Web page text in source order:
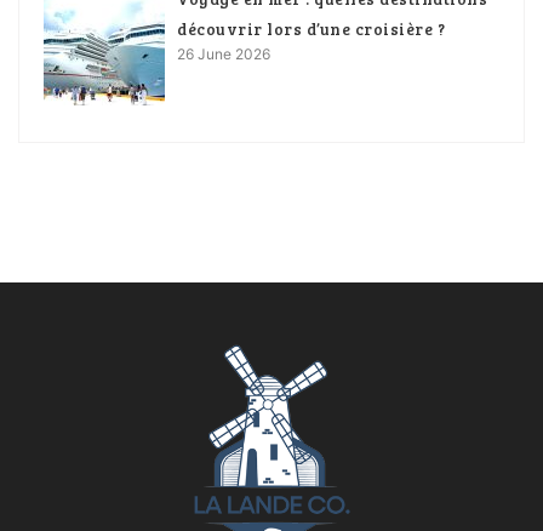
découvrir lors d’une croisière ?
26 June 2026